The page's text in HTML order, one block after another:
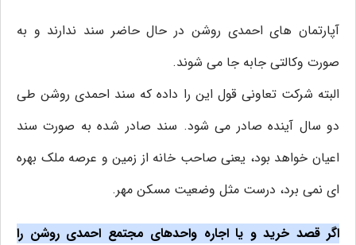
آپارتمان های احمدی روشن در حال حاضر سند ندارند و به
صورت وکالتی جابه جا می شوند.
البته شرکت تعاونی قول این را داده که سند احمدی روشن طی
دو سال آینده صادر می شود. سند صادر شده به صورت سند
اعیان خواهد بود، یعنی صاحب خانه از زمین و عرصه ملک بهره
ای نمی برد، درست مثل وضعیت مسکن مهر.
اگر قصد خرید و یا اجاره واحدهای مجتمع احمدی روشن را